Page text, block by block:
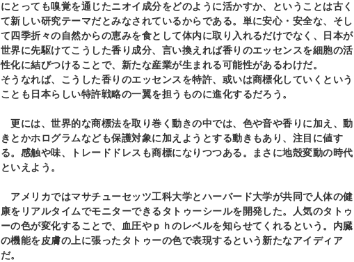
にとっても嗅覚を通じたニオイ成分をどのように活かすか、ということは古く
て新しい研究テーマだとみなされているからである。単に安心・安全な、そし
て四季折々の自然からの恵みを食として体内に取り入れるだけでなく、日本が
世界に先駆けてこうした香り成分、言い換えれば香りのエッセンスを細胞の活
性化に結びつけることで、新たな産業が生まれる可能性があるわけだ。
そうなれば、こうした香りのエッセンスを特許、或いは商標化していくという
ことも日本らしい特許戦略の一翼を担うものに進化するだろう。
更には、世界的な商標法を取り巻く動きの中では、色や音や香りに加え、動
きとかホログラムなども保護対象に加えようとする動きもあり、注目に値す
る。感触や味、トレードドレスも商標になりつつある。まさに地殻変動の時代
といえよう。
アメリカではマサチューセッツ工科大学とハーバード大学が共同で人体の健
康をリアルタイムでモニターできるタトゥーシールを開発した。人気のタトゥ
ーの色が変化することで、血圧やｐｈのレベルを知らせてくれるという。内臓
の機能を皮膚の上に張ったタトゥーの色で表現するという新たなアイディア
だ。